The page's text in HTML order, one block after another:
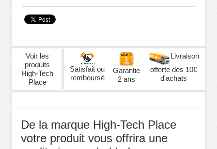
Voir les
produits
High-Tech
Place
Satisfait ou
remboursé
Garantie
2 ans
Livraison
offerte dès 10€
d'achats
De la marque High-Tech Place
votre produit vous offrira une